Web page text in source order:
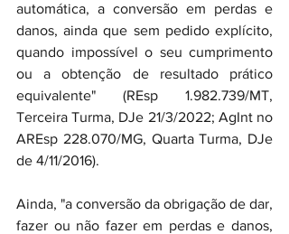
automática, a conversão em perdas e
danos, ainda que sem pedido explícito,
quando impossível o seu cumprimento
ou a obtenção de resultado prático
equivalente" (REsp 1.982.739/MT,
Terceira Turma, DJe 21/3/2022; AgInt no
AREsp 228.070/MG, Quarta Turma, DJe
de 4/11/2016).
Ainda, "a conversão da obrigação de dar,
fazer ou não fazer em perdas e danos,